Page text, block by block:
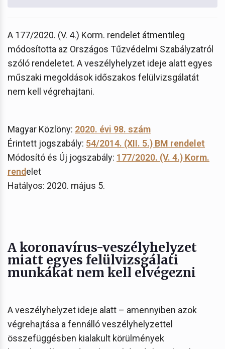
A 177/2020. (V. 4.) Korm. rendelet átmentileg
módosította az Országos Tűzvédelmi Szabályzatról
szóló rendeletet. A veszélyhelyzet ideje alatt egyes
műszaki megoldások időszakos felülvizsgálatát
nem kell végrehajtani.
Magyar Közlöny: 2020. évi 98. szám
Érintett jogszabály: 54/2014. (XII. 5.) BM rendelet
Módosító és Új jogszabály: 177/2020. (V. 4.) Korm.
rendelet
Hatályos: 2020. május 5.
A koronavírus-veszélyhelyzet
miatt egyes felülvizsgálati
munkákat nem kell elvégezni
A veszélyhelyzet ideje alatt – amennyiben azok
végrehajtása a fennálló veszélyhelyzettel
összefüggésben kialakult körülmények